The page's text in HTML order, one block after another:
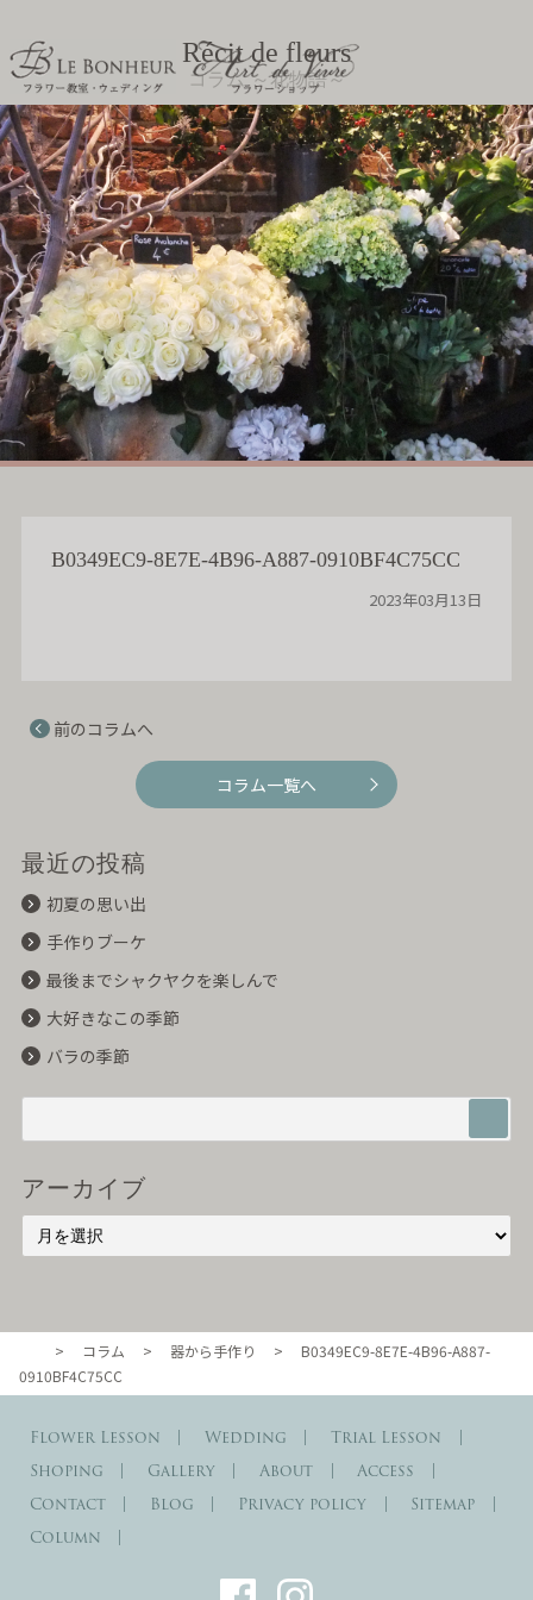
Récit de fleurs
コラム ～花物語～
B0349EC9-8E7E-4B96-A887-0910BF4C75CC
2023年03月13日
前のコラムへ
コラム一覧へ
最近の投稿
初夏の思い出
手作りブーケ
最後までシャクヤクを楽しんで
大好きなこの季節
バラの季節
アーカイブ
東京・自由が丘のル・ボヌール
> コラム > 器から手作り >
B0349EC9-8E7E-4B96-A887-
0910BF4C75CC
Flower Lesson Wedding
Trial Lesson
Shoping
Gallery About
Access
Contact
Blog Privacy policy
Sitemap
Column